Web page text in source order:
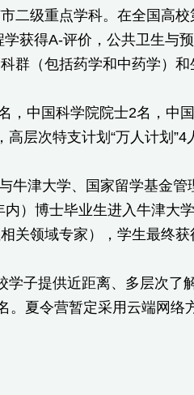
二级重点学科。在全国高
获得A-评价，公共卫生与
群（包括药学和中药学）
，中国科学院院士2名，中
层次特支计划“万人计划”4
牛津大学、国家留学基金
）博士毕业生进入牛津大
关领域专家），学生最终获
学子提供近距离、多层次
夏令营暂定采用云端网络